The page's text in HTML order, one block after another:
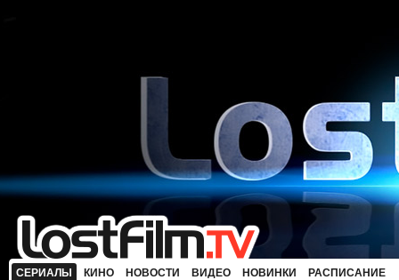
СЕРИАЛЫ КИНО НОВОСТИ ВИДЕО НОВИНКИ РАСПИСАНИЕ